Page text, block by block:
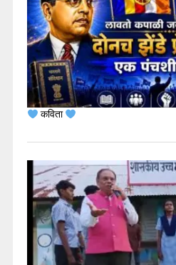
कविता